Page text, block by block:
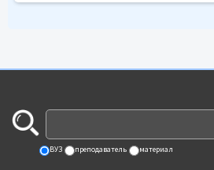
ВУЗ преподаватель материал